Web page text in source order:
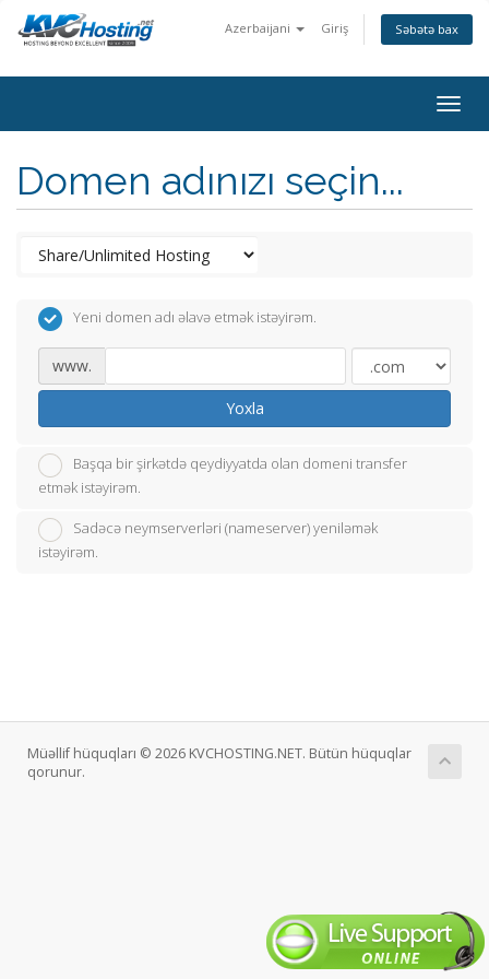
Azerbaijani Giriş Səbətə bax
Domen adınızı seçin...
Yeni domen adı əlavə etmək istəyirəm.
www.
Yoxla
Başqa bir şirkətdə qeydiyyatda olan domeni transfer
etmək istəyirəm.
Sadəcə neymserverləri (nameserver) yeniləmək
istəyirəm.
Müəllif hüquqları © 2026 KVCHOSTING.NET. Bütün hüquqlar
qorunur.